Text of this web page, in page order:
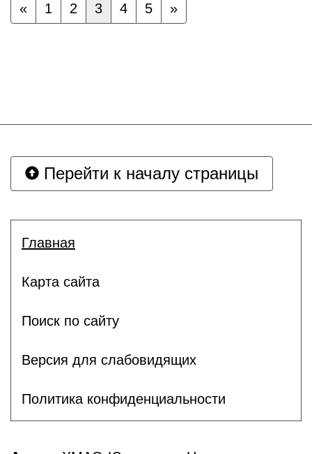
« 1 2 3 4 5 »
Перейти к началу страницы
Главная
Карта сайта
Поиск по сайту
Версия для слабовидящих
Политика конфиденциальности